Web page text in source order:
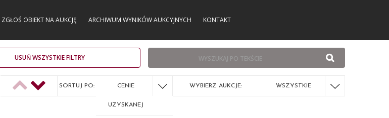
ZGŁOŚ OBIEKT NA AUKCJĘ ARCHIWUM WYNIKÓW AUKCYJNYCH KONTAKT
USUŃ WSZYSTKIE FILTRY
SORTUJ PO: CENIE
UZYSKANEJ
WYBIERZ AUKCJE: WSZYSTKIE